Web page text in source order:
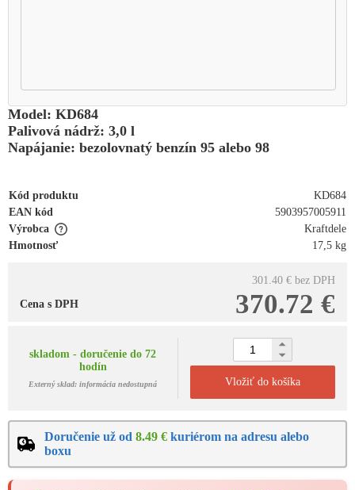
Model: KD684
Palivová nádrž: 3,0 l
Napájanie: bezolovnatý benzín 95 alebo 98
Kód produktu
KD684
EAN kód
5903957005911
Výrobca
Kraftdele
Hmotnosť
17,5 kg
301.40 € bez DPH
370.72 €
Cena s DPH
skladom - doručenie do 72
hodín
Externý sklad: informácia nedostupná Vložiť do košíka
Doručenie už od 8.49 € kuriérom na adresu alebo
boxu